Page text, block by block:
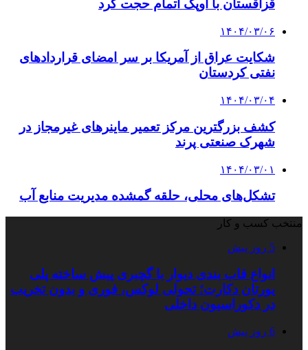
قزاقستان با اوپک اتمام حجت کرد
۱۴۰۴/۰۳/۰۶
شکایت عراق از آمریکا بر سر امضای قراردادهای
نفتی کردستان
۱۴۰۴/۰۳/۰۴
کشف بزرگترین مرکز تعمیر ماینرهای غیرمجاز در
شهرک صنعتی پرند
۱۴۰۴/۰۳/۰۱
تشکل‌های محلی، حلقه گمشده مدیریت منابع آب
منتخب کسب و کار
5 روز پیش
انواع قاب بندی دیوار با گچبری پیش ساخته پلی
یورتان دکارت؛ تحولی لوکس، فوری و بدون تخریب
در دکوراسیون داخلی
6 روز پیش